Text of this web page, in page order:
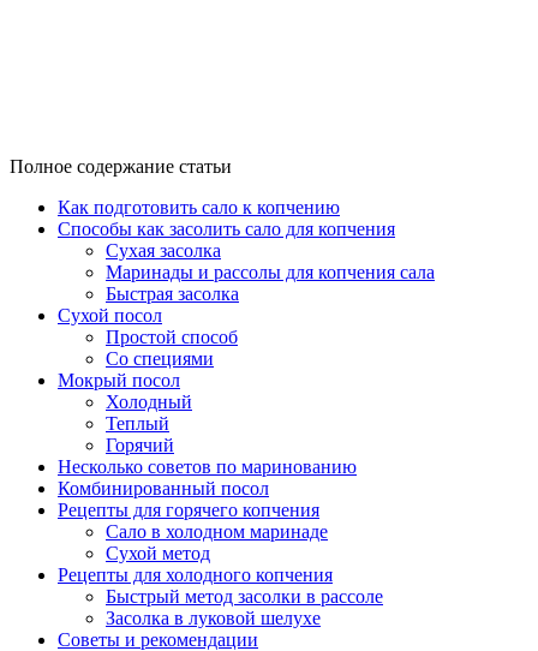
Полное содержание статьи
Как подготовить сало к копчению
Способы как засолить сало для копчения
Сухая засолка
Маринады и рассолы для копчения сала
Быстрая засолка
Сухой посол
Простой способ
Со специями
Мокрый посол
Холодный
Теплый
Горячий
Несколько советов по маринованию
Комбинированный посол
Рецепты для горячего копчения
Сало в холодном маринаде
Сухой метод
Рецепты для холодного копчения
Быстрый метод засолки в рассоле
Засолка в луковой шелухе
Советы и рекомендации